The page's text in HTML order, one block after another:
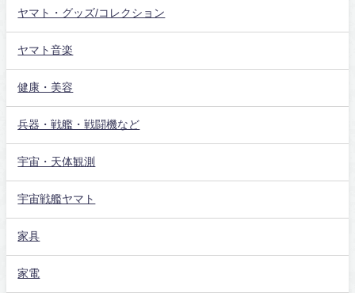
ヤマト・グッズ/コレクション
ヤマト音楽
健康・美容
兵器・戦艦・戦闘機など
宇宙・天体観測
宇宙戦艦ヤマト
家具
家電